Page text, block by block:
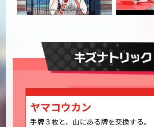
ヤマコウカン
手牌３枚と、山にある牌を交換する。